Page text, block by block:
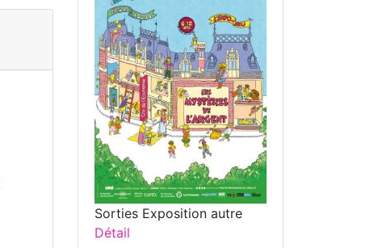
Sorties Exposition autre
Détail